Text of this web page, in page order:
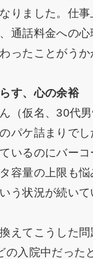
りました。仕
通話料金への
ったことがうか
す、心の余裕
（仮名、30代
パケ詰まりで
いるのにバー
容量の上限も
う状況が続いて
えてこうした
の入院中だった